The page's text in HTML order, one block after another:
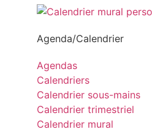
Agenda/Calendrier
Agendas
Calendriers
Calendrier sous-mains
Calendrier trimestriel
Calendrier mural